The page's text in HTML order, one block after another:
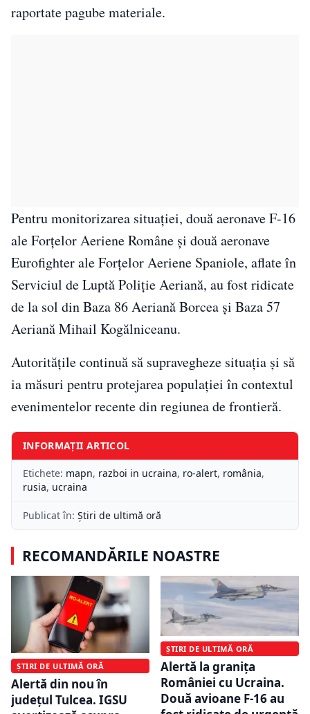
raportate pagube materiale.
Pentru monitorizarea situației, două aeronave F-16
ale Forțelor Aeriene Române și două aeronave
Eurofighter ale Forțelor Aeriene Spaniole, aflate în
Serviciul de Luptă Poliție Aeriană, au fost ridicate
de la sol din Baza 86 Aeriană Borcea și Baza 57
Aeriană Mihail Kogălniceanu.
Autoritățile continuă să supravegheze situația și să
ia măsuri pentru protejarea populației în contextul
evenimentelor recente din regiunea de frontieră.
INFORMAȚII ARTICOL
Etichete: mapn, razboi in ucraina, ro-alert, românia,
rusia, ucraina
Publicat în: Știri de ultimă oră
RECOMANDĂRILE NOASTRE
ȘTIRI DE ULTIMĂ ORĂ
Alertă din nou în
județul Tulcea. IGSU
ȘTIRI DE ULTIMĂ ORĂ
Alertă la granița
României cu Ucraina.
Două avioane F-16 au